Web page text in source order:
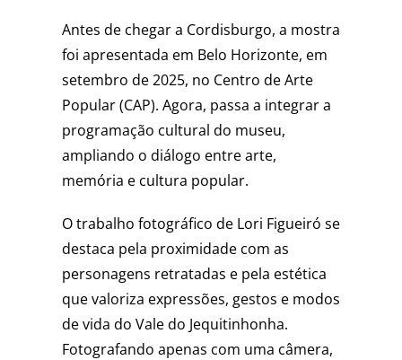
Antes de chegar a Cordisburgo, a mostra
foi apresentada em Belo Horizonte, em
setembro de 2025, no Centro de Arte
Popular(CAP). Agora, passa a integrar a
programação cultural do museu,
ampliando o diálogo entre arte,
memória e cultura popular.
O trabalho fotográfico de Lori Figueiró se
destaca pela proximidade com as
personagens retratadas e pela estética
que valoriza expressões, gestos e modos
de vida do Vale do Jequitinhonha.
Fotografando apenas com uma câmera,